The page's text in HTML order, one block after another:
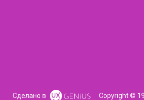
Сделано в Copyright ©